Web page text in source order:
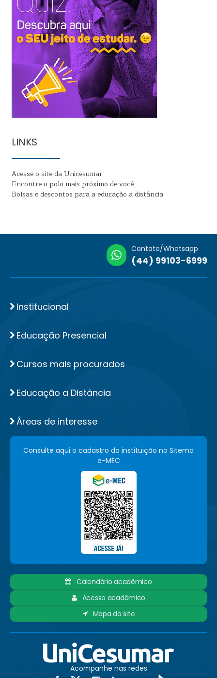
LINKS
Acesse o site da Unicesumar
Encontre o polo mais próximo de você
Bolsas e descontos para a educação a distância
Contato/Whatsapp
(44) 99103-6999
Institucional
Educação Presencial
Cursos mais procurados
Educação a Distância
Áreas de interesse
Consulte aqui o cadastro da instituição no Sitema
e-MEC
Calendário acadêmico
Acesso acadêmico
Mapa do site
Acompanhe nas redes